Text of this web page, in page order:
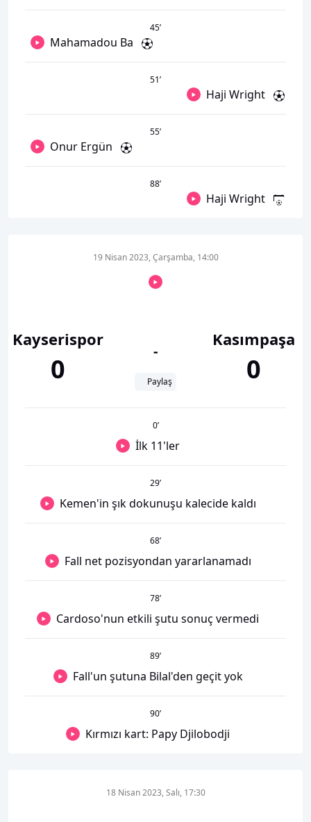
45’
Mahamadou Ba
51’
Haji Wright
55’
Onur Ergün
88’
Haji Wright
Kayserispor
0
19 Nisan 2023, Çarşamba, 14:00
-
Paylaş
Kasımpaşa
0
0’
İlk 11'ler
29’
Kemen'in şık dokunuşu kalecide kaldı
68’
Fall net pozisyondan yararlanamadı
78’
Cardoso'nun etkili şutu sonuç vermedi
89’
Fall'un şutuna Bilal'den geçit yok
90’
Kırmızı kart: Papy Djilobodji
18 Nisan 2023, Salı, 17:30